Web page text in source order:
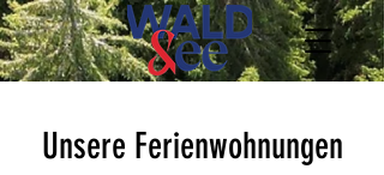
Unsere Ferienwohnungen